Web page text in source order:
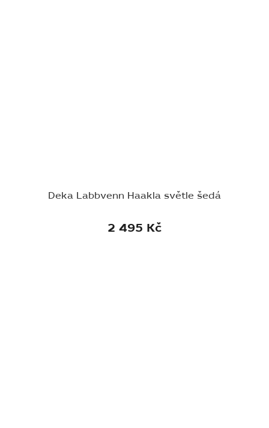
Deka Labbvenn Haakla světle šedá
2 495 Kč